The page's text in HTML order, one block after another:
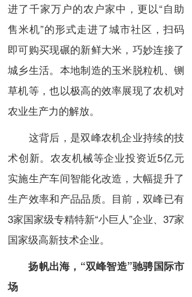
进了千家万户的农户家中，更以“自助
售米机”的形式走进了城市社区，扫码
即可购买现碾的新鲜大米，巧妙连接了
城乡生活。本地制造的玉米脱粒机、铡
草机等，也以极高的效率展现了农机对
农业生产力的解放。
这背后，是双峰农机企业持续的技
术创新。农友机械等企业投资近5亿元
实施生产车间智能化改造，大幅提升了
生产效率和产品品质。目前，双峰已有
3家国家级专精特新“小巨人”企业、37家
国家级高新技术企业。
扬帆出海，“双峰智造”驰骋国际市
场